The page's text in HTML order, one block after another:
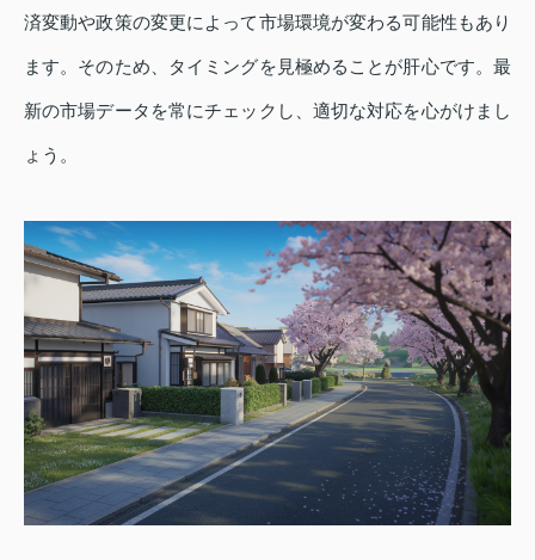
済変動や政策の変更によって市場環境が変わる可能性もあり
ます。そのため、タイミングを見極めることが肝心です。最
新の市場データを常にチェックし、適切な対応を心がけまし
ょう。